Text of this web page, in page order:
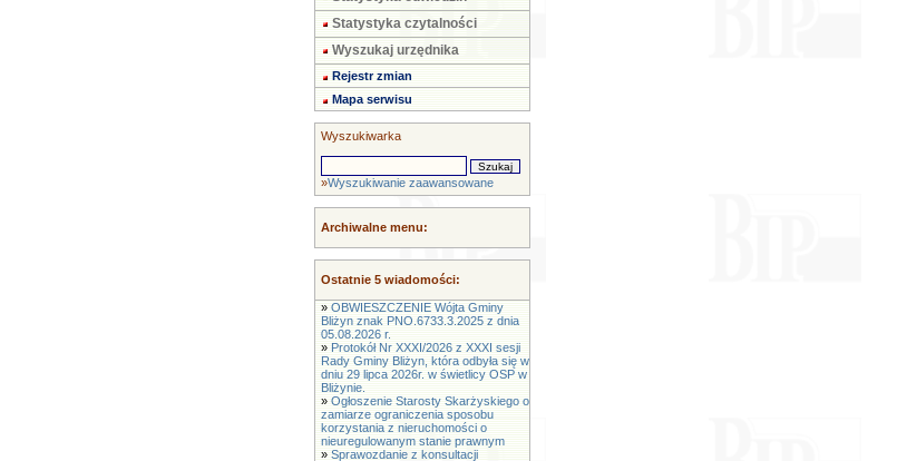
Statystyka czytalności
Wyszukaj urzędnika
Rejestr zmian
Mapa serwisu
Wyszukiwarka
»Wyszukiwanie zaawansowane
Archiwalne menu:
Ostatnie 5 wiadomości:
» OBWIESZCZENIE Wójta Gminy
Bliżyn znak PNO.6733.3.2025 z dnia
05.08.2026 r.
» Protokół Nr XXXI/2026 z XXXI sesji
Rady Gminy Bliżyn, która odbyła się w
dniu 29 lipca 2026r. w świetlicy OSP w
Bliżynie.
» Ogłoszenie Starosty Skarżyskiego o
zamiarze ograniczenia sposobu
korzystania z nieruchomości o
nieuregulowanym stanie prawnym
» Sprawozdanie z konsultacji